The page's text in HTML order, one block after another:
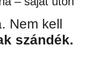
Nem kell
szándék.